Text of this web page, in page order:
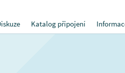
Katalog připojení